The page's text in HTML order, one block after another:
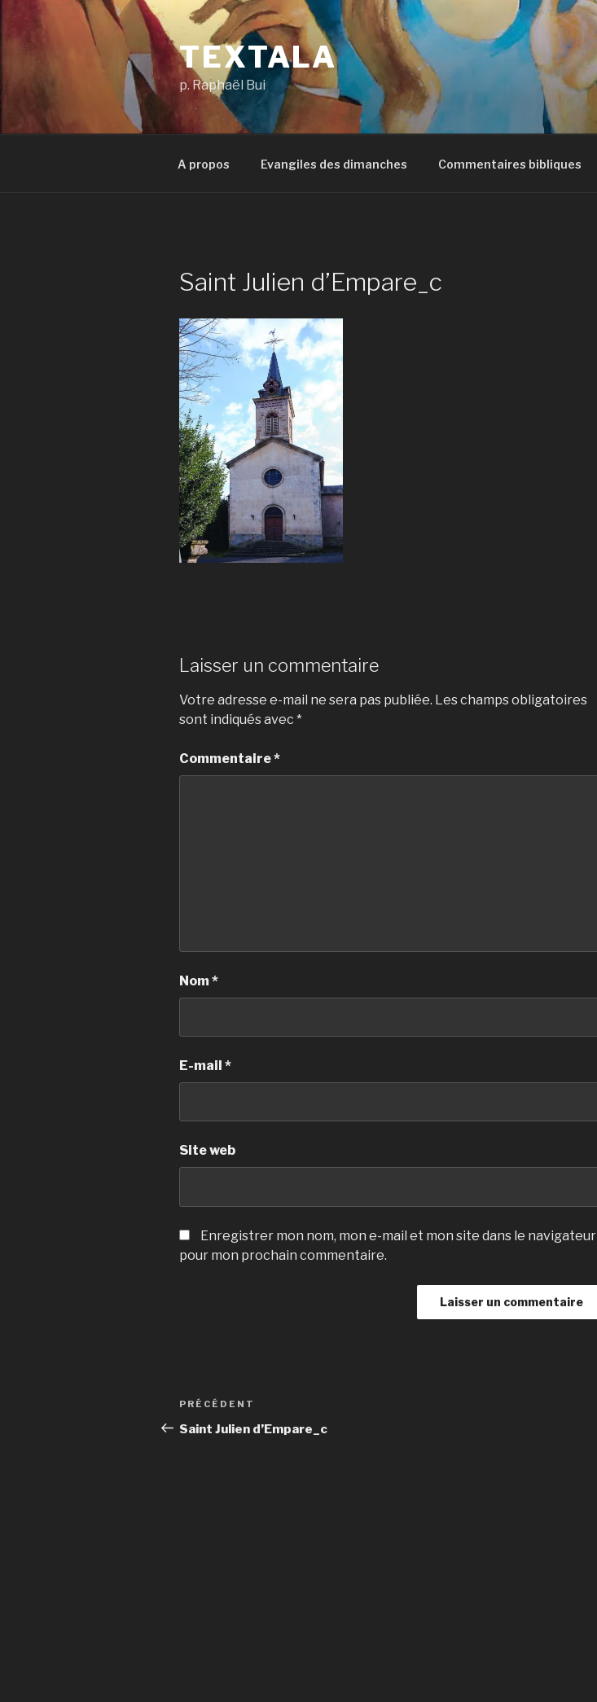
contenu
TEXTALA
p. Raphaël Bui
A propos Evangiles des dimanches Commentaires bibliques
Saint Julien d’Empare_c
Laisser un commentaire
Votre adresse e-mail ne sera pas publiée. Les champs obligatoires
sont indiqués avec *
Commentaire*
Nom*
E-mail *
Site web
Enregistrer mon nom, mon e-mail et mon site dans le navigateur
pour mon prochain commentaire.
Navigation
de
Article
précédent
PRÉCÉDENT
Saint Julien d’Empare_c